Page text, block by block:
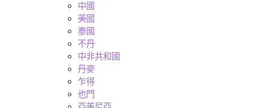
中國
美國
泰國
不丹
中非共和國
丹麥
乍得
也門